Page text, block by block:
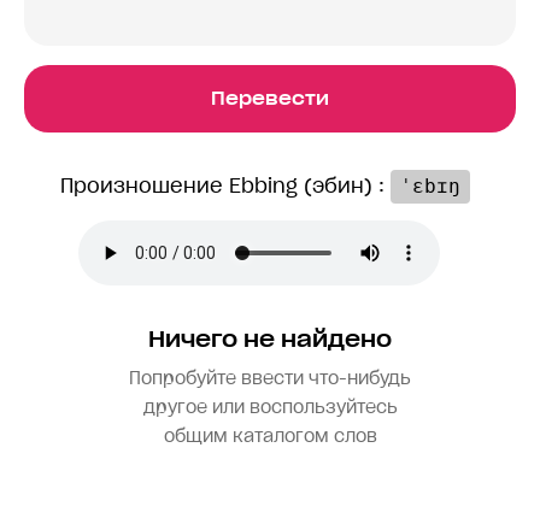
Перевести
Произношение Ebbing (эбин) : ˈɛbɪŋ
Ничего не найдено
Попробуйте ввести что-нибудь
другое или воспользуйтесь
общим каталогом слов